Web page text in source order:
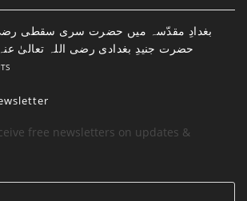
بغدادِ مقدّسہ میں حضرت سری سقطی رضی
حضرت جنیدِ بغدادی رضی اللہ تعالیٰ
free newsletters on updates &